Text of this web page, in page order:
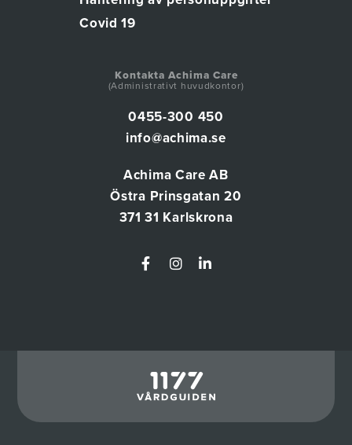
Covid 19
Kontakta Achima Care
(Administrativt huvudkontor)
0455-300 450
info@achima.se
Achima Care AB
Östra Prinsgatan 20
371 31 Karlskrona